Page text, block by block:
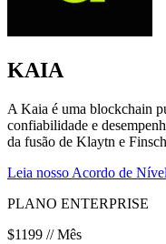
KAIA
A Kaia é uma blockchain
confiabilidade e
da fusão de Klaytn e
Leia nosso Acordo de
PLANO ENTERPRISE
$1199 // Mês